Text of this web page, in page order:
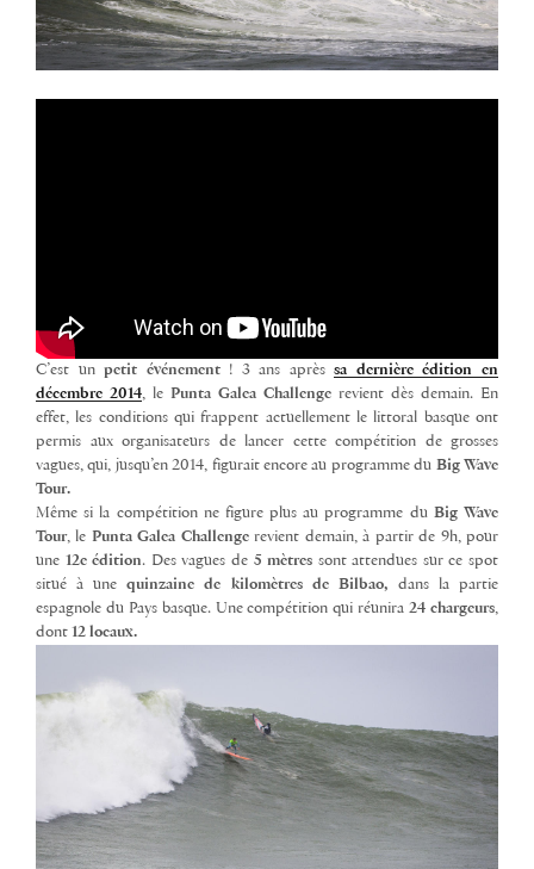
C’est unpetit événement! 3 ans aprèssa dernière édition en
décembre 2014, le Punta Galea Challenge revient dès demain. En
effet, les conditions qui frappent actuellement le littoral basque ont
permis aux organisateurs de lancer cette compétition de grosses
vagues, qui, jusqu’en 2014, figurait encore au programme du Big Wave
Tour.
Même si la compétition ne figure plus au programme du Big Wave
Tour, le Punta Galea Challengerevient demain, à partir de 9h, pour
une 12e édition. Des vagues de 5 mètres sont attendues sur ce spot
situé à unequinzaine de kilomètres de Bilbao, dans la partie
espagnole du Pays basque. Une compétition qui réunira24 chargeurs,
dont 12 locaux.